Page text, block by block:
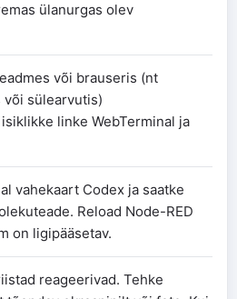
ülanurgas olev
või brauseris (nt
sülearvutis)
linke WebTerminal ja
vahekaart Codex ja saatke
Reload Node-RED
on ligipääsetav.
reageerivad. Tehke